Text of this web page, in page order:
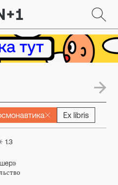
Ex libris
1.3